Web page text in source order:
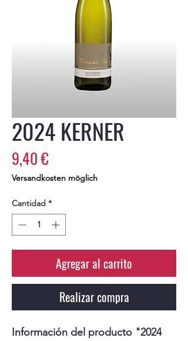
2024 KERNER
9,40 €Precio
Versandkosten möglich
Cantidad *
Agregar al carrito
Realizar compra
Información del producto "2024